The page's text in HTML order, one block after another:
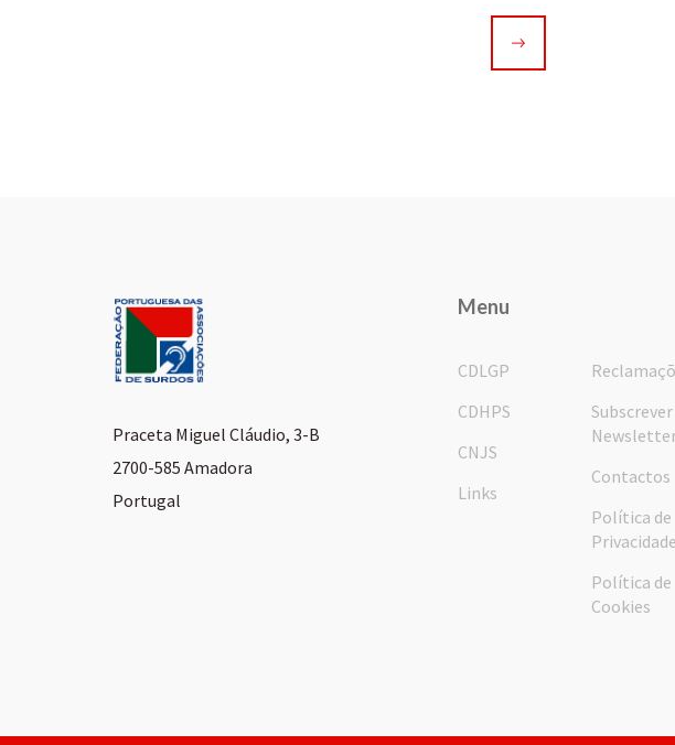
Praceta Miguel Cláudio, 3-B
2700-585 Amadora
Portugal
Menu
CDLGP
CDHPS
CNJS
Links
Subscrever
Contactos
Política de
Privacidade
Política de
Cookies